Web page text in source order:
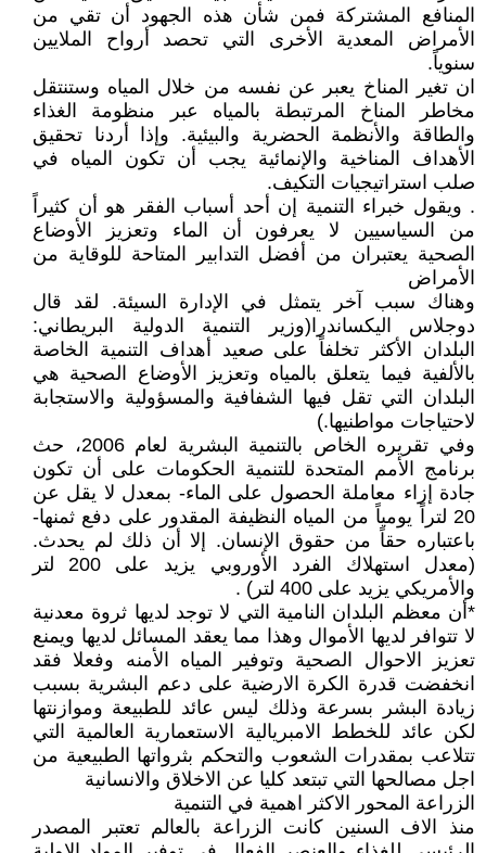
المنافع المشتركة فمن شأن هذه الجهود أن تقي من
الأمراض المعدية الأخرى التي تحصد أرواح الملايين
سنوياً.
ان تغير المناخ يعبر عن نفسه من خلال المياه وستنتقل
مخاطر المناخ المرتبطة بالمياه عبر منظومة الغذاء
والطاقة والأنظمة الحضرية والبيئية. وإذا أردنا تحقيق
الأهداف المناخية والإنمائية يجب أن تكون المياه في
صلب استراتيجيات التكيف.
. ويقول خبراء التنمية إن أحد أسباب الفقر هو أن كثيراً
من السياسيين لا يعرفون أن الماء وتعزيز الأوضاع
الصحية يعتبران من أفضل التدابير المتاحة للوقاية من
الأمراض
وهناك سبب آخر يتمثل في الإدارة السيئة. لقد قال
دوجلاس اليكساندرا(وزير التنمية الدولية البريطاني:
البلدان الأكثر تخلفاً على صعيد أهداف التنمية الخاصة
بالألفية فيما يتعلق بالمياه وتعزيز الأوضاع الصحية هي
البلدان التي تقل فيها الشفافية والمسؤولية والاستجابة
لاحتياجات مواطنيها.)
وفي تقريره الخاص بالتنمية البشرية لعام 2006، حث
برنامج الأمم المتحدة للتنمية الحكومات على أن تكون
جادة إزاء معاملة الحصول على الماء- بمعدل لا يقل عن
20 لتراً يومياً من المياه النظيفة المقدور على دفع ثمنها-
باعتباره حقاً من حقوق الإنسان. إلا أن ذلك لم يحدث.
(معدل استهلاك الفرد الأوروبي يزيد على 200 لتر
والأمريكي يزيد على 400 لتر) .
*أن معظم البلدان النامية التي لا توجد لديها ثروة معدنية
لا تتوافر لديها الأموال وهذا مما يعقد المسائل لديها ويمنع
تعزيز الاحوال الصحية وتوفير المياه الأمنه وفعلا فقد
انخفضت قدرة الكرة الارضية على دعم البشرية بسبب
زيادة البشر بسرعة وذلك ليس عائد للطبيعة وموازنتها
لكن عائد للخطط الامبريالية الاستعمارية العالمية التي
تتلاعب بمقدرات الشعوب والتحكم بثرواتها الطبيعية من
اجل مصالحها التي تبتعد كليا عن الاخلاق والانسانية
الزراعة المحور الاكثر اهمية في التنمية
منذ الاف السنين كانت الزراعة بالعالم تعتبر المصدر